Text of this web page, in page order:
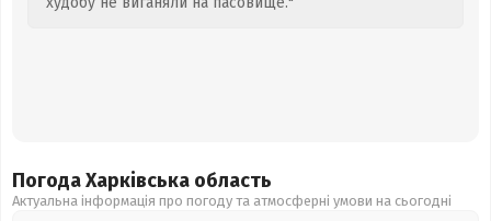
Погода Харківська область
Актуальна інформація про погоду та атмосферні умови на сьогодні